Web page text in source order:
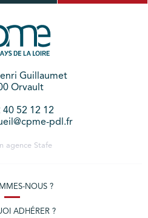
Guillaumet
Orvault
40 52 12 12
pdl.fr
agence Stafe
NOUS ?
ADHÉRER ?